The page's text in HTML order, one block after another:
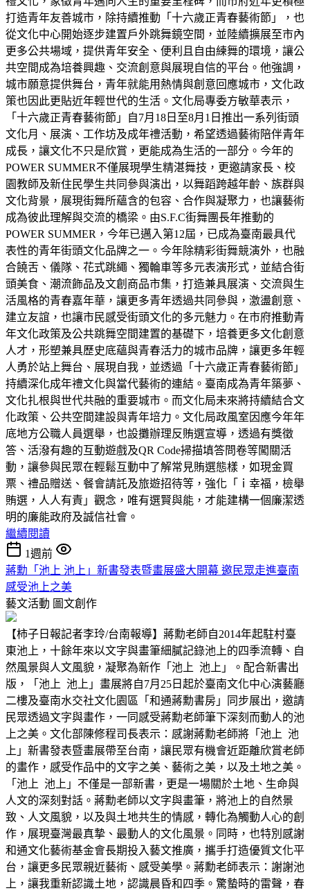
打造青年友善城市，除持續推動「十六歲正青春藝術節」，也
從文化中心開始逐步建置戶外跳舞鏡空間，並陸續擴展至市內
更多公共場域，提供青年安全、便利且自由練舞的環境，讓公
共空間成為培養興趣、交流創意與展現自信的平台。他強調，
城市願意提供舞台，青年就能用熱情與創意回應城市，文化政
策也因此更貼近年輕世代的生活。文化局專委方敏華表示，
「十六歲正青春藝術節」自7月18日至8月1日推出一系列街頭
文化月、展演、工作坊及成年禮活動，希望透過藝術陪伴青年
成長，讓文化不只是欣賞，更能成為生活的一部分。今年的
POWER SUMMER不僅展現學生精湛舞技，更邀請家長、校
園教師及新住民學生共同參與演出，以舞蹈跨越年齡、族群與
文化背景，展現街舞所蘊含的包容、合作與凝聚力，也讓藝術
成為彼此理解與交流的橋梁。由S.F.C街舞團長年推動的
POWER SUMMER，今年已邁入第12屆，已成為臺南最具代
表性的青年街頭文化品牌之一。今年除精彩街舞競演外，也融
合饒舌、儀隊、花式跳繩、獨輪車等多元表演形式，並結合街
頭美食、潮流飾品及文創商品市集，打造兼具展演、交流與生
活風格的青春嘉年華，讓更多青年透過共同參與，激盪創意、
建立友誼，也讓市民感受街頭文化的多元魅力。在市府推動青
年文化政策及公共跳舞空間建置的基礎下，培養更多文化創意
人才，形塑兼具歷史底蘊與青春活力的城市品牌，讓更多年輕
人勇於站上舞台、展現自我，並透過「十六歲正青春藝術節」
持續深化成年禮文化與當代藝術的連結。臺南成為青年築夢、
文化扎根與世代共融的重要城市。而文化局未來將持續結合文
化政策、公共空間建設與青年培力。文化局政風室因應今年年
底地方公職人員選舉，也設攤辦理反賄選宣導，透過有獎徵
答、活潑有趣的互動遊戲及QR Code掃描填答問卷等闖關活
動，讓參與民眾在輕鬆互動中了解常見賄選態樣，如現金買
票、禮品贈送、餐會請託及旅遊招待等，強化「ｉ幸福，檢舉
賄選，人人有責」觀念，唯有選賢與能，才能建構一個廉潔透
明的廉能政府及誠信社會。
繼續閱讀
1週前
蔣勳「池上 池上」新書發表暨畫展盛大開幕 邀民眾走進臺南
感受池上之美
藝文活動 圖文創作
【柿子日報記者李玲/台南報導】蔣勳老師自2014年起駐村臺
東池上，十餘年來以文字與畫筆細膩記錄池上的四季流轉、自
然風景與人文風貌，凝聚為新作「池上 池上」。配合新書出
版，「池上 池上」畫展將自7月25日起於臺南文化中心演藝廳
二樓及臺南水交社文化園區「和通蔣勳書房」同步展出，邀請
民眾透過文字與畫作，一同感受蔣勳老師筆下深刻而動人的池
上之美。文化部陳修程司長表示：感謝蔣勳老師將「池上 池
上」新書發表暨畫展帶至台南，讓民眾有機會近距離欣賞老師
的畫作，感受作品中的文字之美、藝術之美，以及土地之美。
「池上 池上」不僅是一部新書，更是一場關於土地、生命與
人文的深刻對話。蔣勳老師以文字與畫筆，將池上的自然景
致、人文風貌，以及與土地共生的情感，轉化為觸動人心的創
作，展現臺灣最真摯、最動人的文化風景。同時，也特別感謝
和通文化藝術基金會長期投入藝文推廣，攜手打造優質文化平
台，讓更多民眾親近藝術、感受美學。蔣勳老師表示：謝謝池
上，讓我重新認識土地，認識晨昏和四季。驚蟄時的雷聲，春